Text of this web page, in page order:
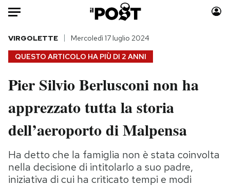
Auto
HOME
Italia
Politica
Tecnologia
Scienza
Cultura
Moda
Consumismi
Storie/Idee
Media
Europa
QUESTO ARTICOLO HA PIÙ DI 2 ANNI
VIRGOLETTE Mercoledì 17 luglio 2024
Pier Silvio Berlusconi non ha
apprezzato tutta la storia
dell’aeroporto di Malpensa
Ha detto che la famiglia non è stata coinvolta
nella decisione di intitolarlo a suo padre,
iniziativa di cui ha criticato tempi e modi